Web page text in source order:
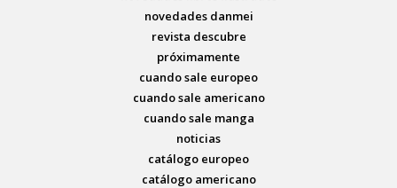
novedades danmei
revista descubre
próximamente
cuando sale europeo
cuando sale americano
cuando sale manga
noticias
catálogo europeo
catálogo americano